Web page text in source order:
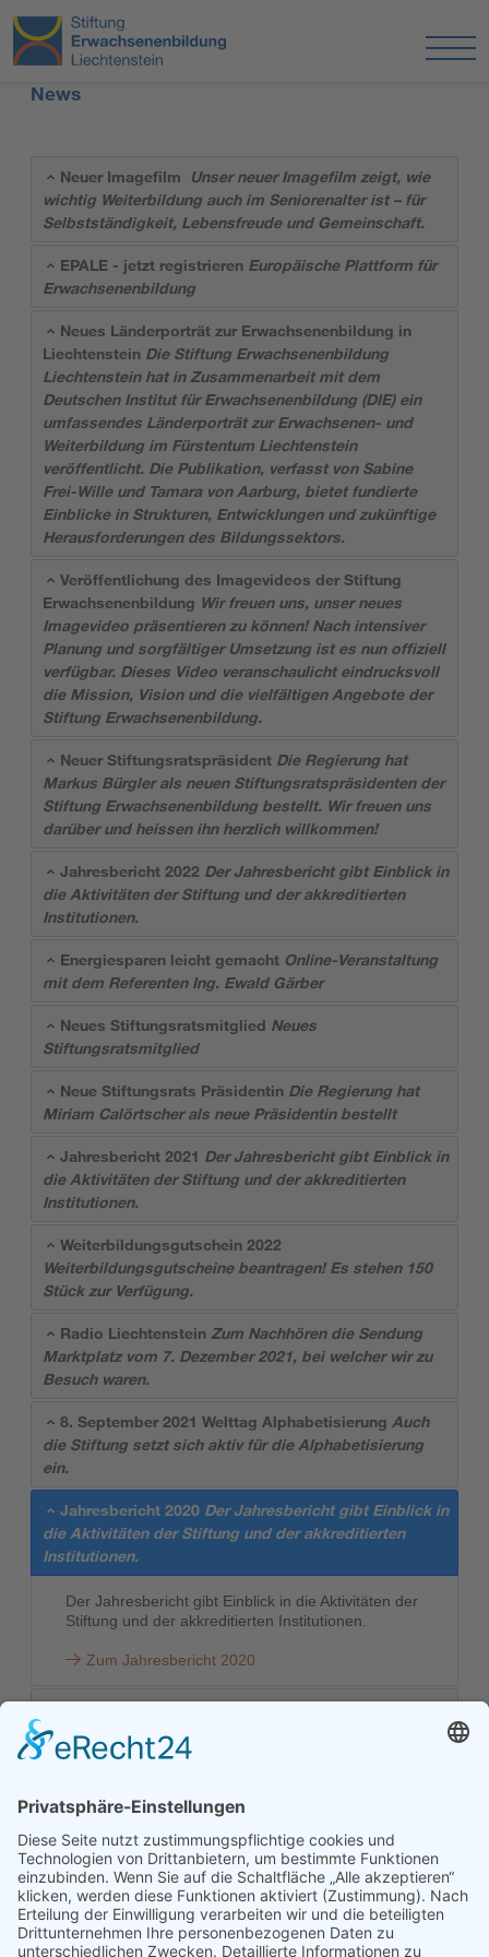
News
Neuer Imagefilm
Unser neuer Imagefilm zeigt, wie
wichtig Weiterbildung auch im Seniorenalter ist – für
Selbstständigkeit, Lebensfreude und Gemeinschaft.
EPALE - jetzt registrieren Europäische Plattform für
Erwachsenenbildung
Neues Länderporträt zur Erwachsenenbildung in
Liechtenstein Die Stiftung Erwachsenenbildung
Liechtenstein hat in Zusammenarbeit mit dem
Deutschen Institut für Erwachsenenbildung (DIE) ein
umfassendes Länderporträt zur Erwachsenen- und
Weiterbildung im Fürstentum Liechtenstein
veröffentlicht. Die Publikation, verfasst von Sabine
Frei-Wille und Tamara von Aarburg, bietet fundierte
Einblicke in Strukturen, Entwicklungen und zukünftige
Herausforderungen des Bildungssektors.
Veröffentlichung des Imagevideos der Stiftung
Erwachsenenbildung Wir freuen uns, unser neues
Imagevideo präsentieren zu können! Nach intensiver
Planung und sorgfältiger Umsetzung ist es nun offiziell
verfügbar. Dieses Video veranschaulicht eindrucksvoll
die Mission, Vision und die vielfältigen Angebote der
Stiftung Erwachsenenbildung.
Neuer Stiftungsratspräsident Die Regierung hat
Markus Bürgler als neuen Stiftungsratspräsidenten der
Stiftung Erwachsenenbildung bestellt. Wir freuen uns
darüber und heissen ihn herzlich willkommen!
Jahresbericht 2022 Der Jahresbericht gibt Einblick in
die Aktivitäten der Stiftung und der akkreditierten
Institutionen.
Energiesparen leicht gemacht Online-Veranstaltung
mit dem Referenten Ing. Ewald Gärber
Neues Stiftungsratsmitglied Neues
Stiftungsratsmitglied
Neue Stiftungsrats Präsidentin Die Regierung hat
Miriam Calörtscher als neue Präsidentin bestellt
Jahresbericht 2021 Der Jahresbericht gibt Einblick in
die Aktivitäten der Stiftung und der akkreditierten
Institutionen.
Weiterbildungsgutschein 2022
Weiterbildungsgutscheine beantragen! Es stehen 150
Stück zur Verfügung.
Radio Liechtenstein Zum Nachhören die Sendung
Marktplatz vom 7. Dezember 2021, bei welcher wir zu
Besuch waren.
8. September 2021 Welttag Alphabetisierung Auch
die Stiftung setzt sich aktiv für die Alphabetisierung
ein.
Jahresbericht 2020 Der Jahresbericht gibt Einblick in
die Aktivitäten der Stiftung und der akkreditierten
Institutionen.
Der Jahresbericht gibt Einblick in die Aktivitäten der
Stiftung und der akkreditierten Institutionen.
Zum Jahresbericht 2020
Präsidentin der Stiftung und Andrea Heutschi-
Rhomberg neue Stiftungsrätin.
Stiftung Erwachsenenbildung Liechtenstein
Landstrasse 92
9494 Schaan
T +423 232 95 80